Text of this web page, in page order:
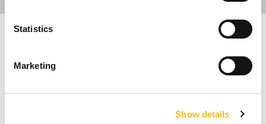
Statistics
Marketing
Show details
medische sector. Deze serie actuators kan